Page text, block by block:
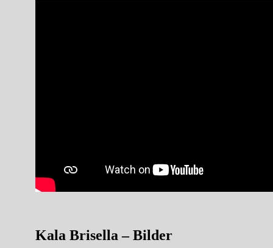
Kala Brisella – Bilder